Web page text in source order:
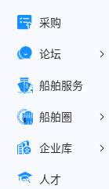
采购
论坛
船舶服务
船舶圏
企业库
人才